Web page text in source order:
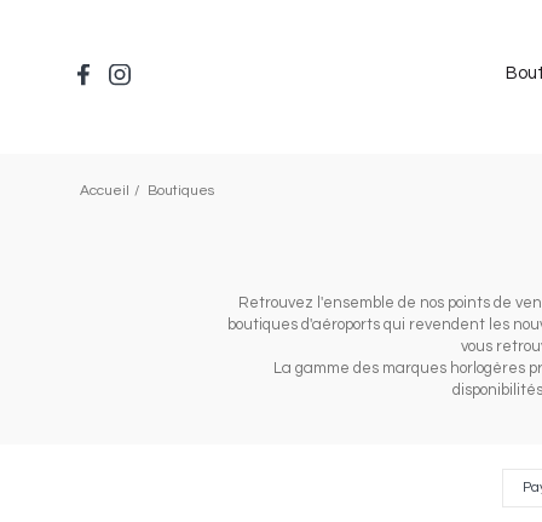
Accueil Boutiques
Retrouvez l'ensemble de nos points de
boutiques d'aéroports qui revendent les
vous
La gamme des marques horlogères
Pays